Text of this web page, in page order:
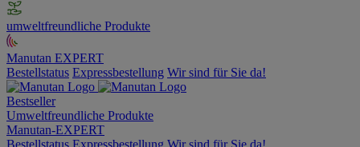
umweltfreundliche Produkte
Manutan EXPERT
Bestellstatus Expressbestellung Wir sind für Sie da!
Bestseller
Umweltfreundliche Produkte
Manutan-EXPERT
Bestellstatus Expressbestellung Wir sind für Sie da!